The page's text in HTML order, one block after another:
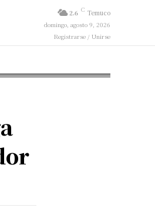
2.6 C Temuco
domingo, agosto 9, 2026
Registrarse / Unirse